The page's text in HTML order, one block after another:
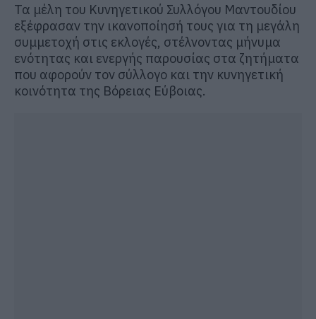
Τα μέλη του Κυνηγετικού Συλλόγου Μαντουδίου
εξέφρασαν την ικανοποίησή τους για τη μεγάλη
συμμετοχή στις εκλογές, στέλνοντας μήνυμα
ενότητας και ενεργής παρουσίας στα ζητήματα
που αφορούν τον σύλλογο και την κυνηγετική
κοινότητα της Βόρειας Εύβοιας.